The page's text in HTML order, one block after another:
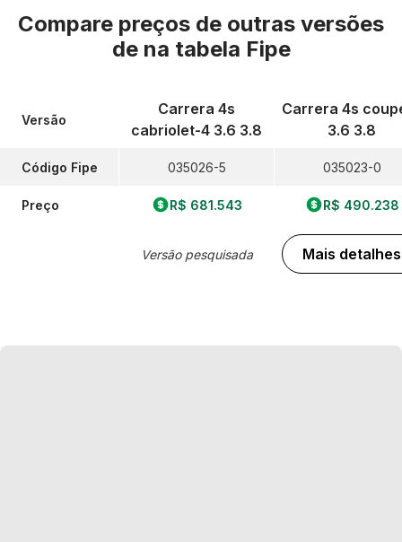
Compare preços de outras versões
de na tabela Fipe
Versão
Código Fipe
Preço
Carrera 4s
cabriolet-4 3.6 3.8
035026-5
R$ 681.543
Versão pesquisada
Carrera 4s
3.6 3.8
035023-0
R$ 490.238
Mais detalhes